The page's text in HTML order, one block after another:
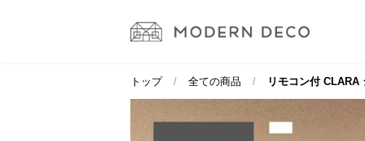
トップ 全ての商品 リモコン付 CLARA